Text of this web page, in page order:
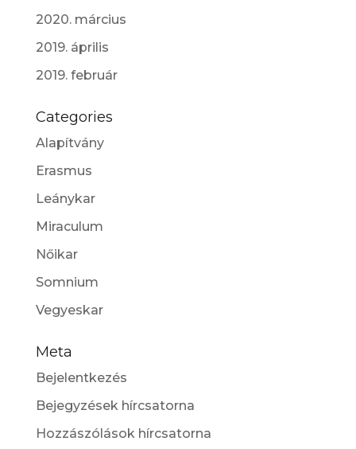
2020. március
2019. április
2019. február
Categories
Alapítvány
Erasmus
Leánykar
Miraculum
Nőikar
Somnium
Vegyeskar
Meta
Bejelentkezés
Bejegyzések hírcsatorna
Hozzászólások hírcsatorna